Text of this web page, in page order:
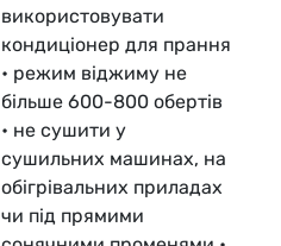
використовувати
кондиціонер для прання
• режим віджиму не
більше 600-800 обертів
• не сушити у
сушильних машинах, на
обігрівальних приладах
чи під прямими